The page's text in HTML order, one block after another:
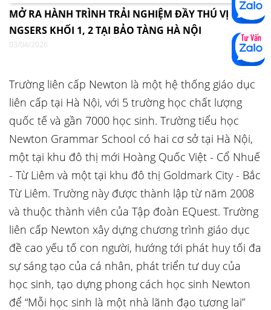
MỞ RA HÀNH TRÌNH TRẢI NGHIỆM ĐẦY THÚ VỊ CÙNG
NGSERS KHỐI 1, 2 TẠI BẢO TÀNG HÀ NỘI
03/04/2026
Trường liên cấp Newton là một hệ thống giáo dục
liên cấp tại Hà Nội, với 5 trường học chất lượng
quốc tế và gần 7000 học sinh. Trường tiểu học
Newton Grammar School có hai cơ sở tại Hà Nội,
một tại khu đô thị mới Hoàng Quốc Việt - Cổ Nhuế
- Từ Liêm và một tại khu đô thị Goldmark City - Bắc
Từ Liêm. Trường này được thành lập từ năm 2008
và thuộc thành viên của Tập đoàn EQuest. Trường
liên cấp Newton xây dựng chương trình giáo dục
đề cao yếu tố con người, hướng tới phát huy tối đa
sự sáng tạo của cá nhân, phát triển tư duy của
học sinh, tạo dựng phong cách học sinh Newton
để “Mỗi học sinh là một nhà lãnh đạo tương lai”